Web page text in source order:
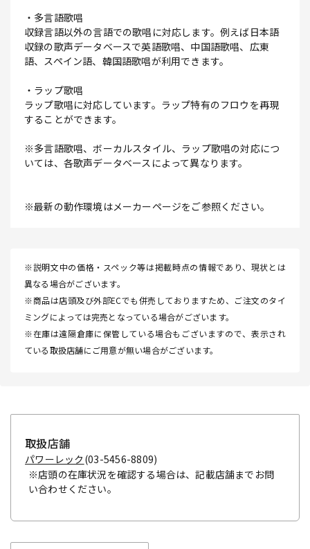
・多言語歌唱
収録言語以外の言語での歌唱に対応します。例えば日本語
収録の歌声データベースで英語歌唱、中国語歌唱、広東
語、スペイン語、韓国語歌唱が利用できます。
・ラップ歌唱
ラップ歌唱に対応しています。ラップ特有のフロウを再現
することができます。
※多言語歌唱、ボーカルスタイル、ラップ歌唱の対応につ
いては、各歌声データベースによって異なります。
※最新の動作環境はメーカーページをご参照ください。
※説明文中の価格・スペック等は掲載時点の情報であり、現状とは
異なる場合がございます。
※商品は店頭及び外部ECでも併売しておりますため、ご注文のタイ
ミングによっては完売となっている場合がございます。
※在庫は遠隔倉庫に保管している場合もございますので、表示され
ている取扱店舗にご用意が無い場合がございます。
取扱店舗
パワーレック (03-5456-8809)
※店頭の在庫状況を確認する場合は、記載店舗までお問
い合わせください。